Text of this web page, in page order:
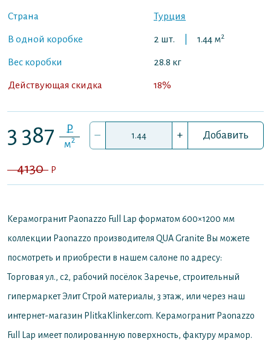
Страна Турция
В одной коробке 2 шт. 1.44 м2
Вес коробки 28.8 кг
Действующая скидка 18%
3 387 P
м2 – + Добавить
4130 P
Керамогранит Paonazzo Full Lap форматом 600×1200 мм
коллекции Paonazzo производителя QUA Granite Вы можете
посмотреть и приобрести в нашем салоне по адресу:
Торговая ул., с2, рабочий посёлок Заречье, строительный
гипермаркет Элит Строй материалы, 3 этаж, или через наш
интернет-магазин PlitkaKlinker.com. Керамогранит Paonazzo
Full Lap имеет полированную поверхность, фактуру мрамор.